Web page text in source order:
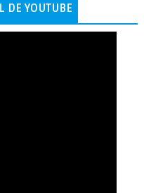
DE YOUTUBE